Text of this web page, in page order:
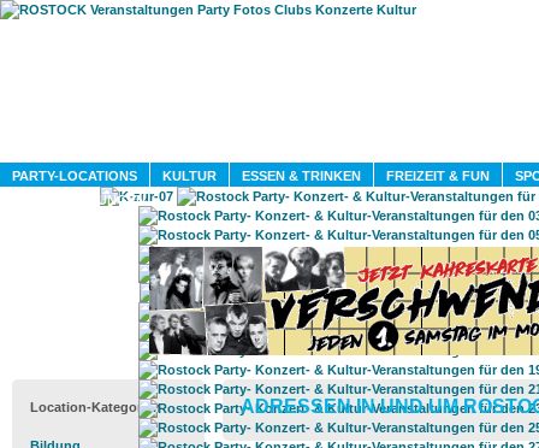
PARTY-LOCATIONS KULTUR ESSEN & TRINKEN FREIZEIT & FUN
DIENSTLEISTUNGEN
Location-Kategorien ADRESSEN IN UND UM